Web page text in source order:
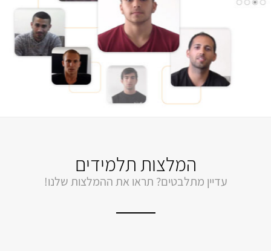
המלצות תלמידים
עדיין מתלבטים? תראו את ההמלצות שלנו!